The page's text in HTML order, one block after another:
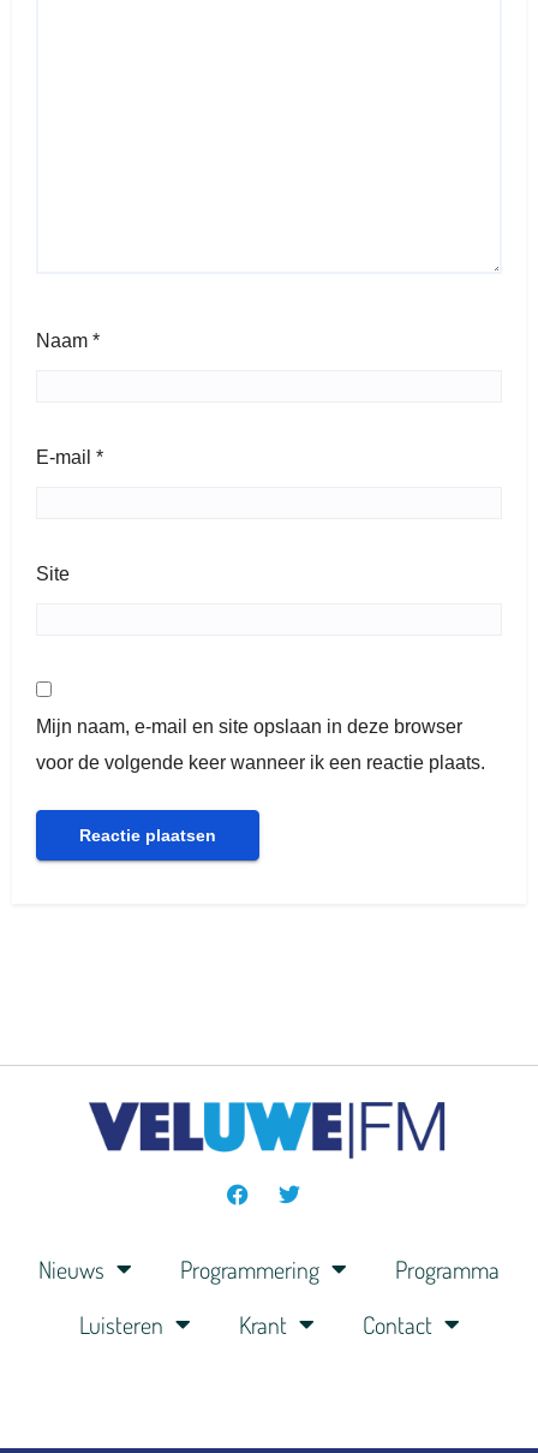
Naam *
E-mail *
Site
Mijn naam, e-mail en site opslaan in deze browser
voor de volgende keer wanneer ik een reactie plaats.
Nieuws Programmering
Programma
Luisteren
Krant Contact